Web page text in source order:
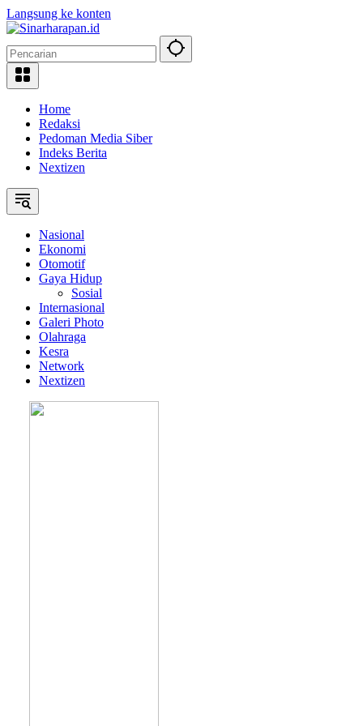
Langsung ke konten
Home
Redaksi
Pedoman Media Siber
Indeks Berita
Nextizen
Nasional
Ekonomi
Otomotif
Gaya Hidup
Sosial
Internasional
Galeri Photo
Olahraga
Kesra
Network
Nextizen